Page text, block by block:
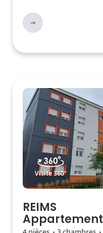
Visite 360°
REIMS
Appartement